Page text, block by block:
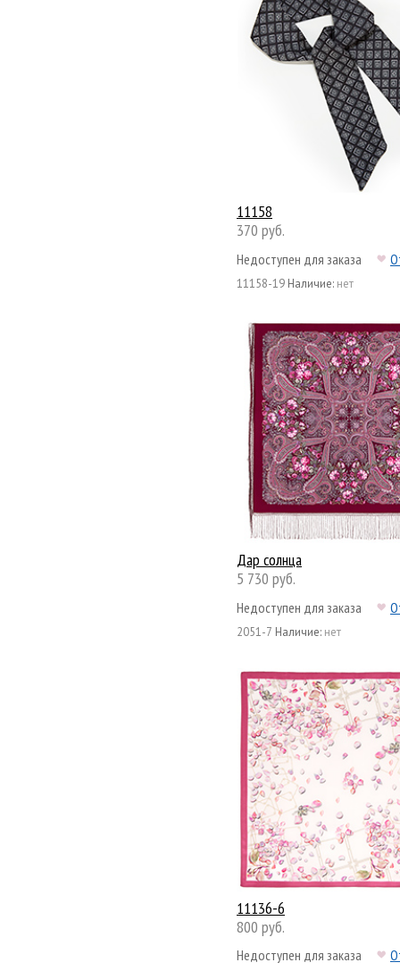
11158
370 руб.
Недоступен для заказа
11158-19 Наличие: нет
Дар солнца
5 730 руб.
Недоступен для заказа
2051-7 Наличие: нет
11136-6
800 руб.
Недоступен для заказа